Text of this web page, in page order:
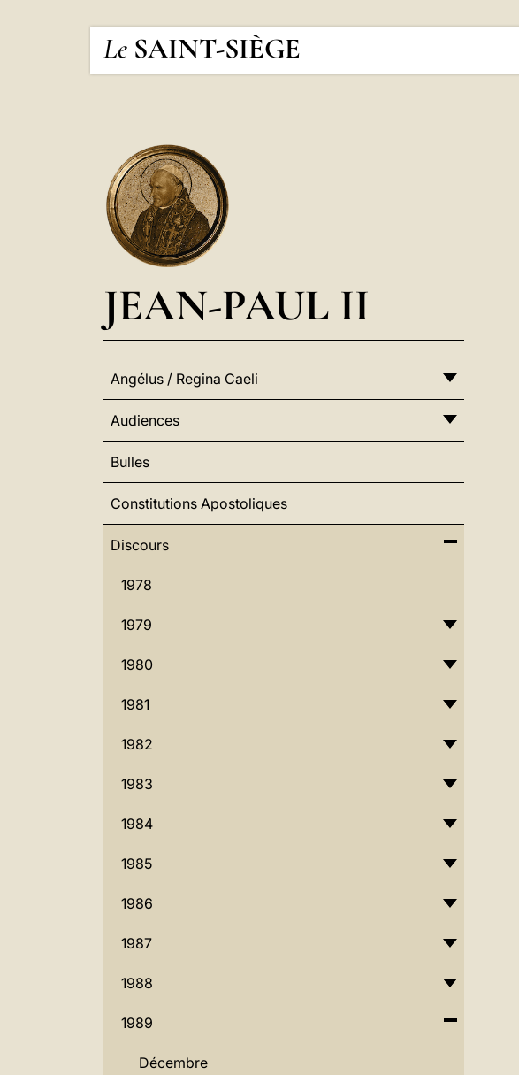
Le SAINT-SIÈGE
JEAN-PAUL II
Angélus / Regina Caeli
Audiences
Bulles
Constitutions Apostoliques
Discours
1978
1979
1980
1981
1982
1983
1984
1985
1986
1987
1988
1989
Décembre